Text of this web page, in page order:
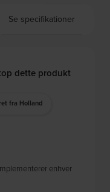
Se specifikationer
dette produkt
fra Holland
enhver